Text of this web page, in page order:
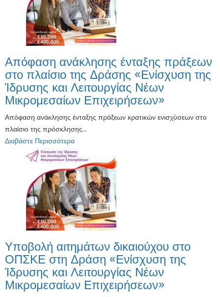
Απόφαση ανάκλησης ένταξης πράξεων
στο πλαίσιο της Δράσης «Ενίσχυση της
Ίδρυσης και Λειτουργίας Νέων
Μικρομεσαίων Επιχειρήσεων»
Απόφαση ανάκλησης ένταξης πράξεων κρατικών ενισχύσεων στο
πλαίσιο της πρόσκλησης...
Διαβάστε Περισσότερα
Υποβολή αιτημάτων δικαιούχου στο
ΟΠΣΚΕ στη Δράση «Ενίσχυση της
Ίδρυσης και Λειτουργίας Νέων
Μικρομεσαίων Επιχειρήσεων»